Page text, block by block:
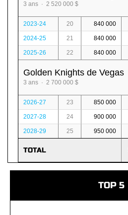
3 ans · 2 520 000 $
2023-24 20 840 000
2024-25 21 840 000
2025-26 22 840 000
Golden Knights de Vegas
3 ans · 2 700 000 $
2026-27 23 850 000
2027-28 24 900 000
2028-29 25 950 000
TOTAL
TOP 5